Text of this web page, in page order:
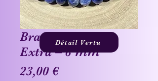
Bracelet Sodalite
Extra – 8 mm
23,00 €Prix
Détail Vertu